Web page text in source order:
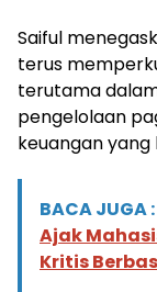
Saiful
terus
terutama
pengelolaan
keuangan
BACA JUGA :
Ajak
Kritis